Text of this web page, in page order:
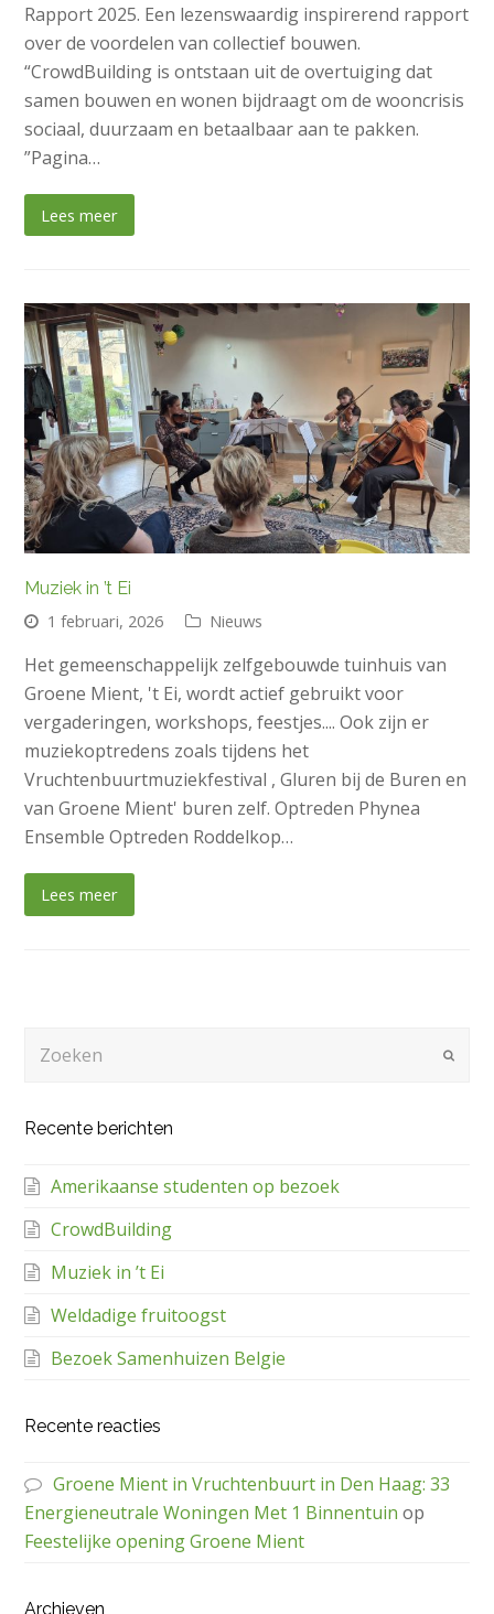
Rapport 2025. Een lezenswaardig inspirerend rapport
over de voordelen van collectief bouwen.
“CrowdBuilding is ontstaan uit de overtuiging dat
samen bouwen en wonen bijdraagt om de wooncrisis
sociaal, duurzaam en betaalbaar aan te pakken.
”Pagina…
Lees meer
Muziek in ’t Ei
1 februari, 2026 Nieuws
Het gemeenschappelijk zelfgebouwde tuinhuis van
Groene Mient, 't Ei, wordt actief gebruikt voor
vergaderingen, workshops, feestjes.... Ook zijn er
muziekoptredens zoals tijdens het
Vruchtenbuurtmuziekfestival , Gluren bij de Buren en
van Groene Mient' buren zelf. Optreden Phynea
Ensemble Optreden Roddelkop…
Lees meer
Recente berichten
Amerikaanse studenten op bezoek
CrowdBuilding
Muziek in ’t Ei
Weldadige fruitoogst
Bezoek Samenhuizen Belgie
Recente reacties
Groene Mient in Vruchtenbuurt in Den Haag: 33
Energieneutrale Woningen Met 1 Binnentuin op
Feestelijke opening Groene Mient
Archieven